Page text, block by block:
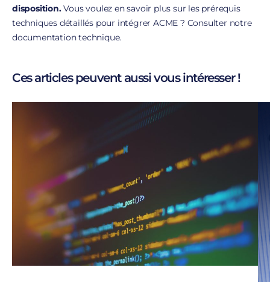
disposition.Vous voulez en savoir plus sur les prérequis
techniques détaillés pour intégrer ACME ? Consulter notre
documentation technique.
Ces articles peuvent aussi vous intéresser !